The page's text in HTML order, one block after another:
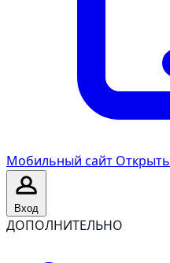
Мобильный сайт Открыть
Вход
ДОПОЛНИТЕЛЬНО